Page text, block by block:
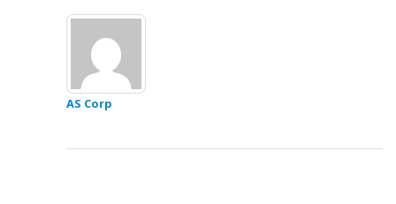
AS Corp